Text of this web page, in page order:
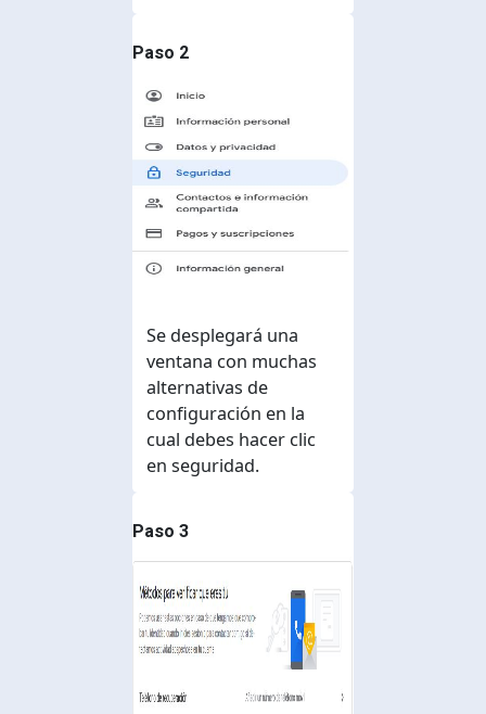
Paso 2
Se desplegará una
ventana con muchas
alternativas de
configuración en la
cual debes hacer clic
en seguridad.
Paso 3